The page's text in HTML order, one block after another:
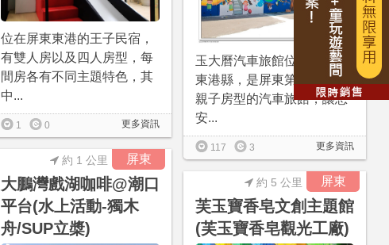
位在屏東東港的王子民宿，
有雙人房以及四人房型，每
間房各有不同主題特色，其
中...
更多資訊
1 0
玉大曆汽車旅館位在屏東縣
東港縣，是屏東第一間設有
親子房型的汽車旅館，讓想
安...
更多資訊
117 3
屏東
約 1 公里
大鵬灣戲湖咖啡@潮口
平台(水上活動-獨木
舟/SUP立槳)
屏東
約 5 公里
芙玉寶香皂文創主題館
(芙玉寶香皂觀光工廠)